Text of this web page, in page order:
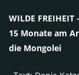
WILDE FREIHEIT
15 Monate am
die Mongolei